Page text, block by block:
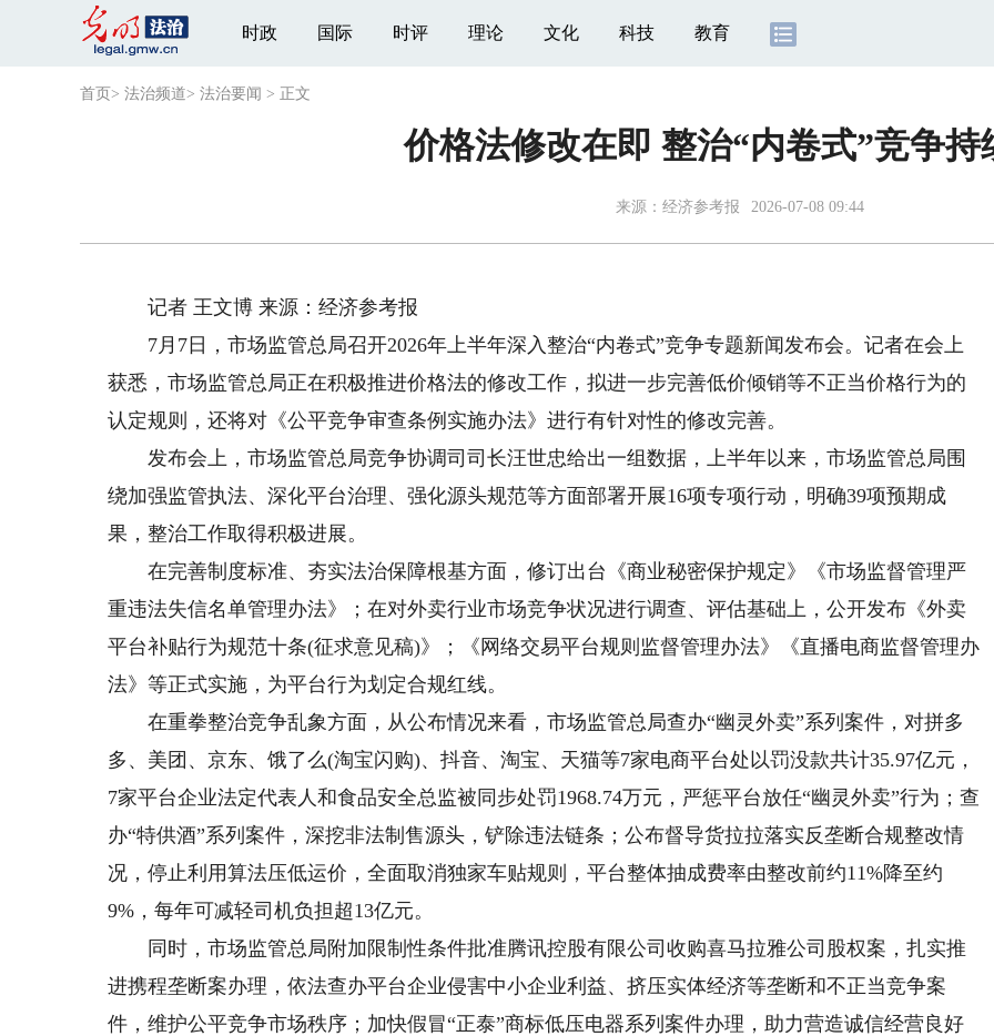
时政 国际 时评 理论 文化 科技 教育
首页 > 法治频道> 法治要闻 > 正文
价格法修改在即 整治“内卷式”竞争持
来源： 经济参考报 2026-07-08 09:44
记者 王文博 来源：经济参考报
7月7日，市场监管总局召开2026年上半年深入整治“内卷式”竞争专题新闻发布会。记者在会上
获悉，市场监管总局正在积极推进价格法的修改工作，拟进一步完善低价倾销等不正当价格行为的
认定规则，还将对《公平竞争审查条例实施办法》进行有针对性的修改完善。
发布会上，市场监管总局竞争协调司司长汪世忠给出一组数据，上半年以来，市场监管总局围
绕加强监管执法、深化平台治理、强化源头规范等方面部署开展16项专项行动，明确39项预期成
果，整治工作取得积极进展。
在完善制度标准、夯实法治保障根基方面，修订出台《商业秘密保护规定》《市场监督管理严
重违法失信名单管理办法》；在对外卖行业市场竞争状况进行调查、评估基础上，公开发布《外卖
平台补贴行为规范十条(征求意见稿)》；《网络交易平台规则监督管理办法》《直播电商监督管理办
法》等正式实施，为平台行为划定合规红线。
在重拳整治竞争乱象方面，从公布情况来看，市场监管总局查办“幽灵外卖”系列案件，对拼多
多、美团、京东、饿了么(淘宝闪购)、抖音、淘宝、天猫等7家电商平台处以罚没款共计35.97亿元，
7家平台企业法定代表人和食品安全总监被同步处罚1968.74万元，严惩平台放任“幽灵外卖”行为；查
办“特供酒”系列案件，深挖非法制售源头，铲除违法链条；公布督导货拉拉落实反垄断合规整改情
况，停止利用算法压低运价，全面取消独家车贴规则，平台整体抽成费率由整改前约11%降至约
9%，每年可减轻司机负担超13亿元。
同时，市场监管总局附加限制性条件批准腾讯控股有限公司收购喜马拉雅公司股权案，扎实推
进携程垄断案办理，依法查办平台企业侵害中小企业利益、挤压实体经济等垄断和不正当竞争案
件，维护公平竞争市场秩序；加快假冒“正泰”商标低压电器系列案件办理，助力营造诚信经营良好